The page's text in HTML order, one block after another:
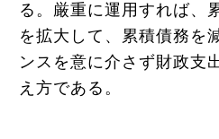
る。厳重に運用すれば、
を拡大して、累積債務を
ンスを意に介さず財政支
え方である。